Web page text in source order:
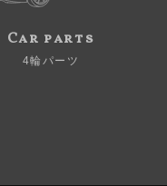
Car parts
4輪パーツ